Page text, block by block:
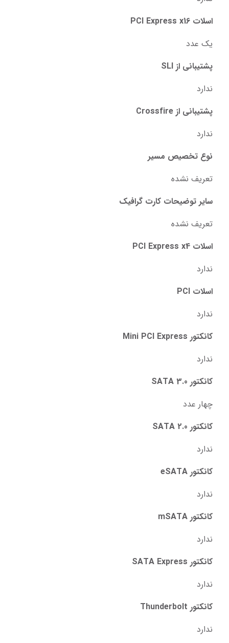
اسلات PCI Express x16
یک عدد
پشتیبانی از SLI
ندارد
پشتیبانی از Crossfire
ندارد
نوع تخصیص مسیر
تعریف نشده
سایر توضیحات کارت گرافیک
تعریف نشده
اسلات PCI Express x4
ندارد
اسلات PCI
ندارد
کانکتور Mini PCI Express
ندارد
کانکتور SATA 3.0
چهار عدد
کانکتور SATA 2.0
ندارد
کانکتور eSATA
ندارد
کانکتور mSATA
ندارد
کانکتور SATA Express
ندارد
کانکتور Thunderbolt
ندارد